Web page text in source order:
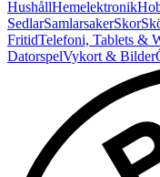
HushållHemelektronik
SedlarSamlarsakerSkor
FritidTelefoni, Tablets &
DatorspelVykort & Bilder